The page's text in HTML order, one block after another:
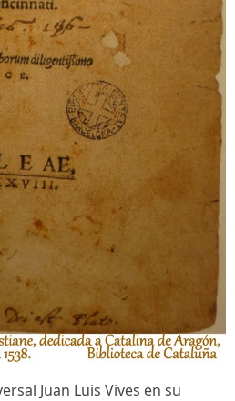
Juan Luis Vives en su